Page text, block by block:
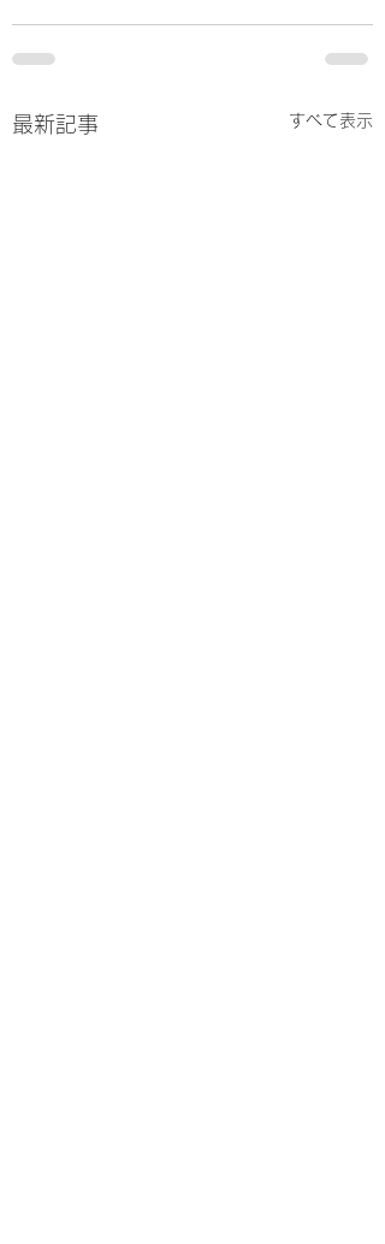
最新記事 すべて表示